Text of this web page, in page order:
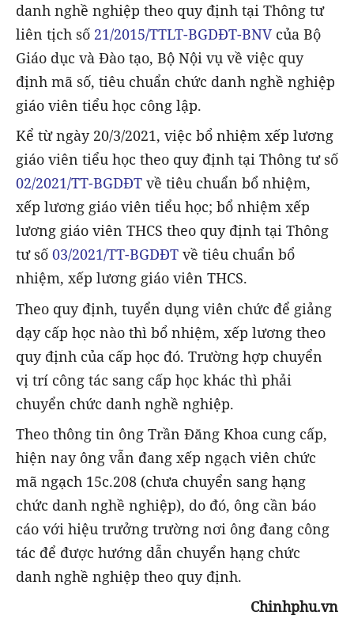
danh nghề nghiệp theo quy định tại Thông tư
liên tịch số 21/2015/TTLT-BGDĐT-BNV của Bộ
Giáo dục và Đào tạo, Bộ Nội vụ về việc quy
định mã số, tiêu chuẩn chức danh nghề nghiệp
giáo viên tiểu học công lập.
Kể từ ngày 20/3/2021, việc bổ nhiệm xếp lương
giáo viên tiểu học theo quy định tại Thông tư số
02/2021/TT-BGDĐT về tiêu chuẩn bổ nhiệm,
xếp lương giáo viên tiểu học; bổ nhiệm xếp
lương giáo viên THCS theo quy định tại Thông
tư số 03/2021/TT-BGDĐT về tiêu chuẩn bổ
nhiệm, xếp lương giáo viên THCS.
Theo quy định, tuyển dụng viên chức để giảng
dạy cấp học nào thì bổ nhiệm, xếp lương theo
quy định của cấp học đó. Trường hợp chuyển
vị trí công tác sang cấp học khác thì phải
chuyển chức danh nghề nghiệp.
Theo thông tin ông Trần Đăng Khoa cung cấp,
hiện nay ông vẫn đang xếp ngạch viên chức
mã ngạch 15c.208 (chưa chuyển sang hạng
chức danh nghề nghiệp), do đó, ông cần báo
cáo với hiệu trưởng trường nơi ông đang công
tác để được hướng dẫn chuyển hạng chức
danh nghề nghiệp theo quy định.
Chinhphu.vn